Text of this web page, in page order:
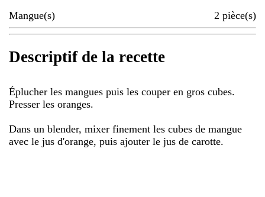
Mangue(s) 2 pièce(s)
Descriptif de la recette
Éplucher les mangues puis les couper en gros cubes.
Presser les oranges.
Dans un blender, mixer finement les cubes de mangue
avec le jus d'orange, puis ajouter le jus de carotte.